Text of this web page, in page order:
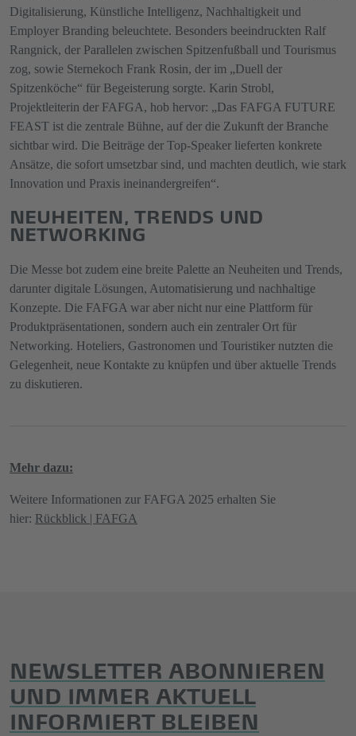
Digitalisierung, Künstliche Intelligenz, Nachhaltigkeit und
Employer Branding beleuchtete. Besonders beeindruckten Ralf
Rangnick, der Parallelen zwischen Spitzenfußball und Tourismus
zog, sowie Sternekoch Frank Rosin, der im „Duell der
Spitzenköche“ für Begeisterung sorgte. Karin Strobl,
Projektleiterin der FAFGA, hob hervor: „Das FAFGA FUTURE
FEAST ist die zentrale Bühne, auf der die Zukunft der Branche
sichtbar wird. Die Beiträge der Top-Speaker lieferten konkrete
Ansätze, die sofort umsetzbar sind, und machten deutlich, wie stark
Innovation und Praxis ineinandergreifen“.
NEUHEITEN, TRENDS UND
NETWORKING
Die Messe bot zudem eine breite Palette an Neuheiten und Trends,
darunter digitale Lösungen, Automatisierung und nachhaltige
Konzepte. Die FAFGA war aber nicht nur eine Plattform für
Produktpräsentationen, sondern auch ein zentraler Ort für
Networking. Hoteliers, Gastronomen und Touristiker nutzten die
Gelegenheit, neue Kontakte zu knüpfen und über aktuelle Trends
zu diskutieren.
Mehr dazu:
Weitere Informationen zur FAFGA 2025 erhalten Sie
hier: Rückblick | FAFGA
NEWSLETTER ABONNIEREN
UND IMMER AKTUELL
INFORMIERT BLEIBEN